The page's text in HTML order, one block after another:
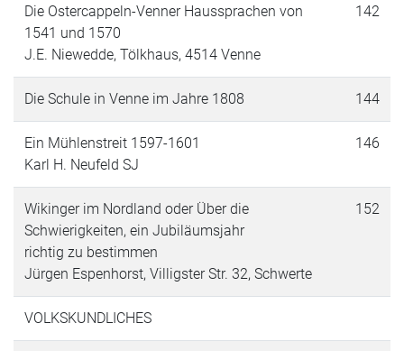
Die Ostercappeln-Venner Haussprachen von
1541 und 1570
J.E. Niewedde, Tölkhaus, 4514 Venne
142
Die Schule in Venne im Jahre 1808 144
Ein Mühlenstreit 1597-1601
Karl H. Neufeld SJ
146
Wikinger im Nordland oder Über die
Schwierigkeiten, ein Jubiläumsjahr
richtig zu bestimmen
Jürgen Espenhorst, Villigster Str. 32, Schwerte
152
VOLKSKUNDLICHES